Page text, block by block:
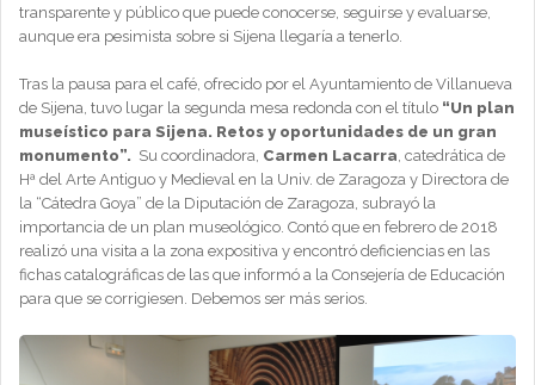
transparente y público que puede conocerse, seguirse y evaluarse,
aunque era pesimista sobre si Sijena llegaría a tenerlo.
Tras la pausa para el café, ofrecido por el Ayuntamiento de Villanueva
de Sijena, tuvo lugar la segunda mesa redonda con el título “Un plan
museístico para Sijena. Retos y oportunidades de un gran
monumento”. Su coordinadora, Carmen Lacarra , catedrática de
Hª del Arte Antiguo y Medieval en la Univ. de Zaragoza y Directora de
la “Cátedra Goya” de la Diputación de Zaragoza, subrayó la
importancia de un plan museológico. Contó que en febrero de 2018
realizó una visita a la zona expositiva y encontró deficiencias en las
fichas catalográficas de las que informó a la Consejería de Educación
para que se corrigiesen. Debemos ser más serios.